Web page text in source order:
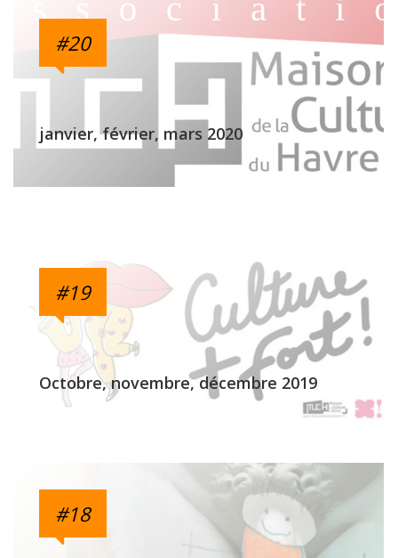
#20
janvier, février, mars 2020
#19
Octobre, novembre, décembre 2019
#18